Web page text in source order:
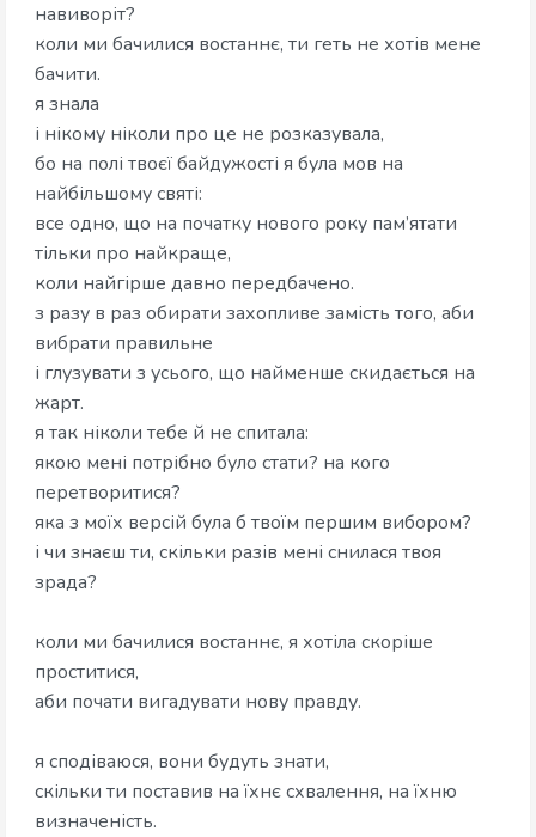
навиворіт?
коли ми бачилися востаннє, ти геть не хотів мене
бачити.
я знала
і нікому ніколи про це не розказувала,
бо на полі твоєї байдужості я була мов на
найбільшому святі:
все одно, що на початку нового року пам’ятати
тільки про найкраще,
коли найгірше давно передбачено.
з разу в раз обирати захопливе замість того, аби
вибрати правильне
і глузувати з усього, що найменше скидається на
жарт.
я так ніколи тебе й не спитала:
якою мені потрібно було стати? на кого
перетворитися?
яка з моїх версій була б твоїм першим вибором?
і чи знаєш ти, скільки разів мені снилася твоя
зрада?
коли ми бачилися востаннє, я хотіла скоріше
проститися,
аби почати вигадувати нову правду.
я сподіваюся, вони будуть знати,
скільки ти поставив на їхнє схвалення, на їхню
визначеність.